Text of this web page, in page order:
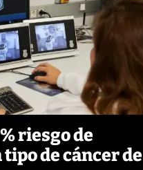
riesgo de
de cáncer de